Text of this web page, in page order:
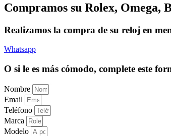
Compramos su Rolex, Omega,
Realizamos la compra de su reloj en
Whatsapp
O si le es más cómodo, complete este
Nombre
Email
Teléfono
Marca
Modelo